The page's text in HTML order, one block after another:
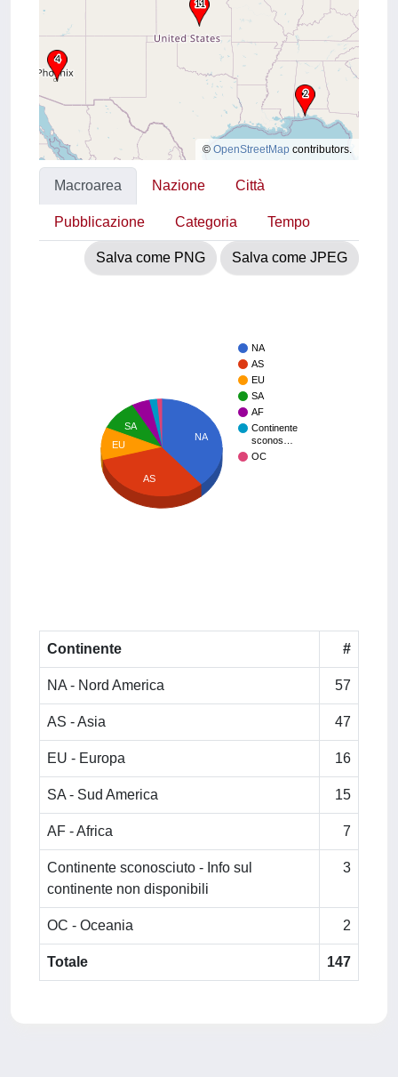
© OpenStreetMap contributors.
Macroarea Nazione Città
Pubblicazione Categoria Tempo
Salva come PNG Salva come JPEG
NA
AS
EU
SA
AF
Continente
sconos…
OC
NA
SA
EU
AS
Continente #
NA - Nord America 57
AS - Asia 47
EU - Europa 16
SA - Sud America 15
AF - Africa 7
Continente sconosciuto - Info sul
continente non disponibili
3
OC - Oceania 2
Totale 147